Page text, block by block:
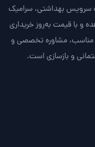
سرویس بهداشتی، سرامیک
و با قیمت به‌روز خریداری
مناسب، مشاوره تخصصی و
و بازسازی است.